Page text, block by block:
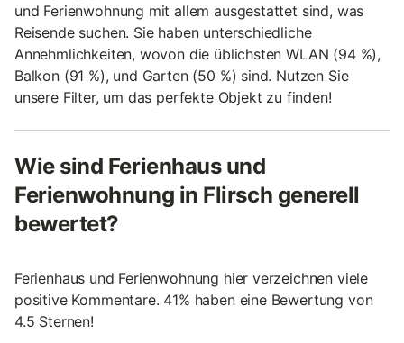
und Ferienwohnung mit allem ausgestattet sind, was
Reisende suchen. Sie haben unterschiedliche
Annehmlichkeiten, wovon die üblichsten WLAN (94 %),
Balkon (91 %), und Garten (50 %) sind. Nutzen Sie
unsere Filter, um das perfekte Objekt zu finden!
Wie sind Ferienhaus und
Ferienwohnung in Flirsch generell
bewertet?
Ferienhaus und Ferienwohnung hier verzeichnen viele
positive Kommentare. 41% haben eine Bewertung von
4.5 Sternen!